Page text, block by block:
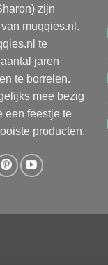
zijn
muqqies.nl.
te
jaren
te borrelen.
mee bezig
een feestje te
producten.